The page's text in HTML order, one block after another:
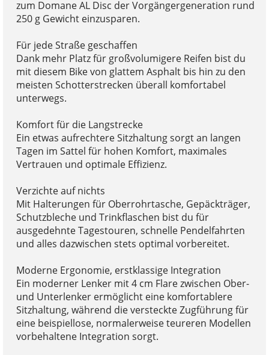
zum Domane AL Disc der Vorgängergeneration rund
250 g Gewicht einzusparen.
Für jede Straße geschaffen
Dank mehr Platz für großvolumigere Reifen bist du
mit diesem Bike von glattem Asphalt bis hin zu den
meisten Schotterstrecken überall komfortabel
unterwegs.
Komfort für die Langstrecke
Ein etwas aufrechtere Sitzhaltung sorgt an langen
Tagen im Sattel für hohen Komfort, maximales
Vertrauen und optimale Effizienz.
Verzichte auf nichts
Mit Halterungen für Oberrohrtasche, Gepäckträger,
Schutzbleche und Trinkflaschen bist du für
ausgedehnte Tagestouren, schnelle Pendelfahrten
und alles dazwischen stets optimal vorbereitet.
Moderne Ergonomie, erstklassige Integration
Ein moderner Lenker mit 4 cm Flare zwischen Ober-
und Unterlenker ermöglicht eine komfortablere
Sitzhaltung, während die versteckte Zugführung für
eine beispiellose, normalerweise teureren Modellen
vorbehaltene Integration sorgt.